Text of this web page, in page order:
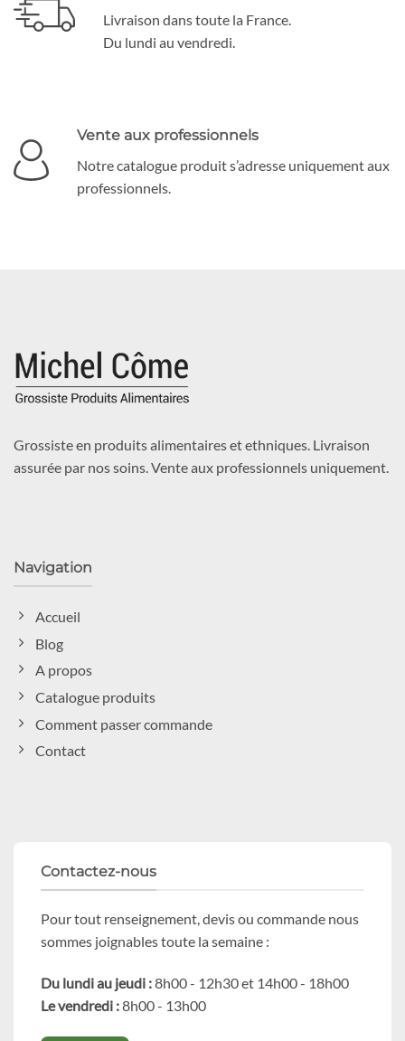
Livraison dans toute la France.
Du lundi au vendredi.
Vente aux professionnels
Notre catalogue produit s’adresse uniquement aux
professionnels.
Grossiste en produits alimentaires et ethniques. Livraison
assurée par nos soins. Vente aux professionnels uniquement.
Navigation
Accueil
Blog
A propos
Catalogue produits
Comment passer commande
Contact
Contactez-nous
Pour tout renseignement, devis ou commande nous
sommes joignables toute la semaine :
Du lundi au jeudi :8h00 - 12h30 et 14h00 - 18h00
Le vendredi :8h00 - 13h00